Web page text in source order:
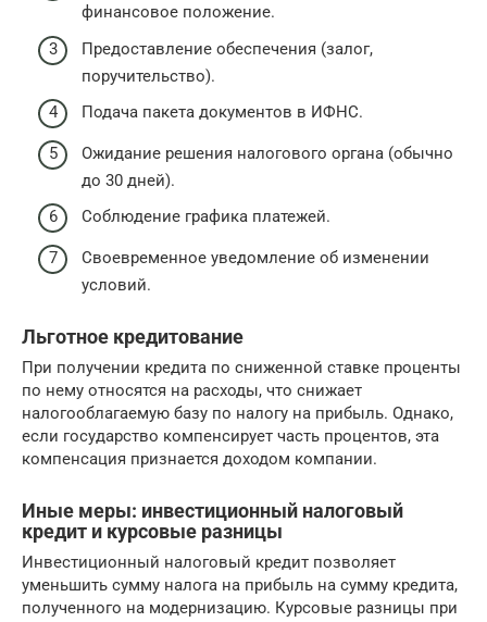
финансовое положение.
Предоставление обеспечения (залог,
поручительство).
Подача пакета документов в ИФНС.
Ожидание решения налогового органа (обычно
до 30 дней).
Соблюдение графика платежей.
Своевременное уведомление об изменении
условий.
Льготное кредитование
При получении кредита по сниженной ставке проценты
по нему относятся на расходы, что снижает
налогооблагаемую базу по налогу на прибыль. Однако,
если государство компенсирует часть процентов, эта
компенсация признается доходом компании.
Иные меры: инвестиционный налоговый
кредит и курсовые разницы
Инвестиционный налоговый кредит позволяет
уменьшить сумму налога на прибыль на сумму кредита,
полученного на модернизацию. Курсовые разницы при